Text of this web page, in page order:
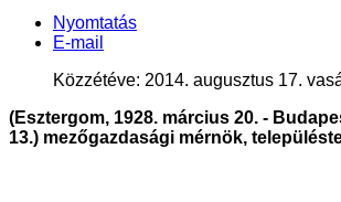
Nyomtatás
E-mail
Közzétéve: 2014. augusztus 17.
(Esztergom, 1928. március 20. -
13.) mezőgazdasági mérnök,